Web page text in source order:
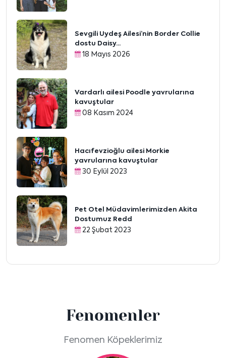
Sevgili Uydeş Ailesi’nin Border Collie
dostu Daisy...
18 Mayıs 2026
Vardarlı ailesi Poodle yavrularına
kavuştular
08 Kasım 2024
Hacıfevzioğlu ailesi Morkie
yavrularına kavuştular
30 Eylül 2023
Pet Otel Müdavimlerimizden Akita
Dostumuz Redd
22 Şubat 2023
Fenomenler
Fenomen Köpeklerimiz